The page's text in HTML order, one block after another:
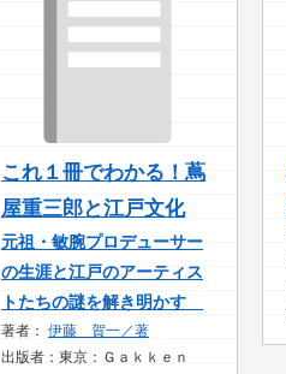
これ１冊でわかる！蔦
屋重三郎と江戸文化
元祖・敏腕プロデューサー
の生涯と江戸のアーティス
トたちの謎を解き明かす
著者： 伊藤 賀一／著
出版者：東京：Ｇａｋｋｅｎ